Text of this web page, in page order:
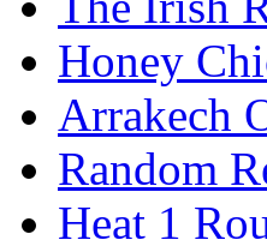
Honey
Arrakech
Random
Heat 1